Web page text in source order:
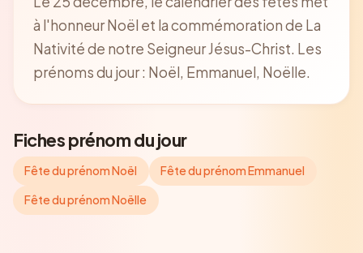
à l'honneur Noël et la commémoration de La
Nativité de notre Seigneur Jésus-Christ. Les
prénoms du jour : Noël, Emmanuel, Noëlle.
Fiches prénom du jour
Fête du prénom Noël
Fête du prénom Emmanuel
Fête du prénom Noëlle